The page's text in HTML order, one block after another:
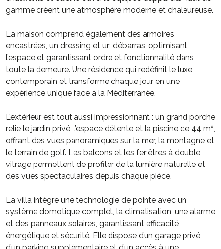
gamme créent une atmosphère moderne et chaleureuse.
La maison comprend également des armoires
encastrées, un dressing et un débarras, optimisant
l’espace et garantissant ordre et fonctionnalité dans
toute la demeure. Une résidence qui redéfinit le luxe
contemporain et transforme chaque jour en une
expérience unique face à la Méditerranée.
L’extérieur est tout aussi impressionnant : un grand porche
relie le jardin privé, l’espace détente et la piscine de 44 m²,
offrant des vues panoramiques sur la mer, la montagne et
le terrain de golf. Les balcons et les fenêtres à double
vitrage permettent de profiter de la lumière naturelle et
des vues spectaculaires depuis chaque pièce.
La villa intègre une technologie de pointe avec un
système domotique complet, la climatisation, une alarme
et des panneaux solaires, garantissant efficacité
énergétique et sécurité. Elle dispose d’un garage privé,